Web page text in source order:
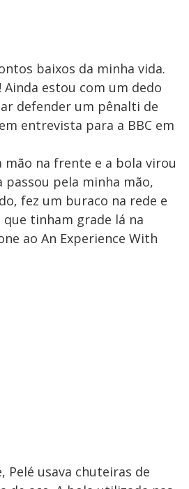
baixos da minha vida.
Ainda estou com um dedo
defender um pênalti de
entrevista para a BBC em
mão na frente e a bola virou
passou pela minha mão,
fez um buraco na rede e
tinham grade lá na
ao An Experience With
Pelé usava chuteiras de